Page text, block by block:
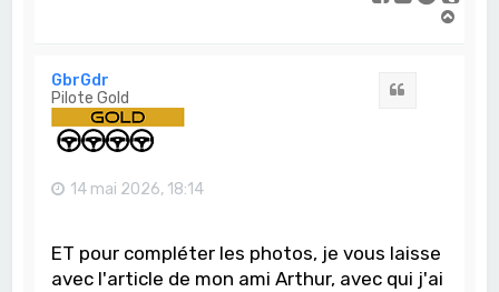
GbrGdr
Pilote Gold
14 mai 2026, 18:14
ET pour compléter les photos, je vous laisse
avec l'article de mon ami Arthur, avec qui j'ai